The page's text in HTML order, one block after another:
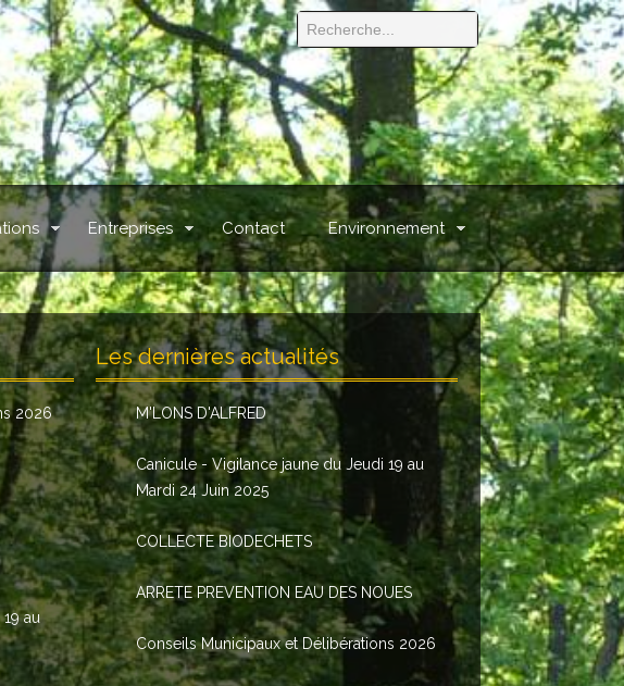
Entreprises Contact Environnement
2026
au
Les dernières actualités
M'LONS D'ALFRED
Canicule - Vigilance jaune du Jeudi 19 au
Mardi 24 Juin 2025
COLLECTE BIODECHETS
ARRETE PREVENTION EAU DES NOUES
Conseils Municipaux et Délibérations 2026